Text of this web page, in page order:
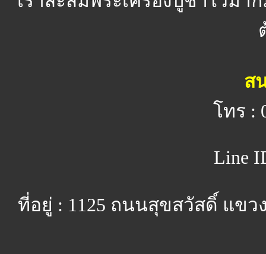
ส
โทร :
Line
ที่อยู่ : 1125 ถนนสุขสวัสดิ์ แขว